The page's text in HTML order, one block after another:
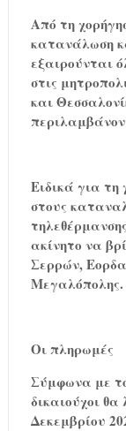
Από τη
κατανάλωση
εξαιρούνται
στις
και
Ειδικά για τη
στους
ακίνητο να
Σερρών,
Μεγαλόπολης.
Οι πληρωμές
Σύμφωνα με
δικαιούχοι
Δεκεμβρίου